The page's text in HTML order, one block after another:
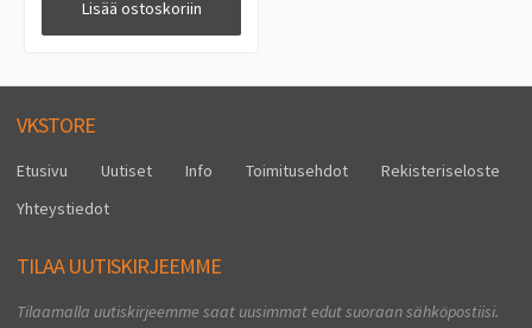
Lisää ostoskoriin
VKSTORE
Etusivu Uutiset Info Toimitusehdot
Rekisteriseloste
Yhteystiedot
TILAA UUTISKIRJEEMME
Tilaamalla uutiskirjeemme saat uusimmat edut suoraan sähköpostiisi.